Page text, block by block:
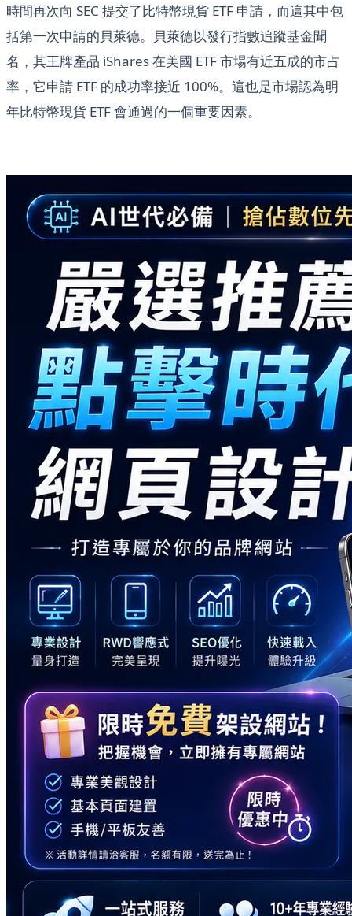
時間再次向 SEC 提交了比特幣現貨 ETF 申請，而這其中包
括第一次申請的貝萊德。貝萊德以發行指數追蹤基金聞
名，其王牌產品 iShares 在美國 ETF 市場有近五成的市占
率，它申請 ETF 的成功率接近 100%。這也是市場認為明
年比特幣現貨 ETF 會通過的一個重要因素。